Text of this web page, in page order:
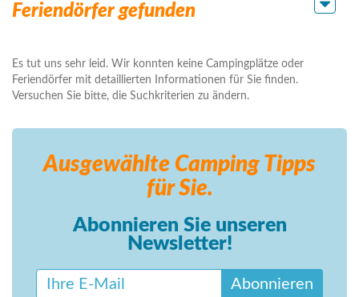
Feriendörfer gefunden
Es tut uns sehr leid. Wir konnten keine Campingplätze oder
Feriendörfer mit detaillierten Informationen für Sie finden.
Versuchen Sie bitte, die Suchkriterien zu ändern.
Ausgewählte Camping Tipps
für Sie.
Abonnieren Sie unseren
Newsletter!
Abonnieren